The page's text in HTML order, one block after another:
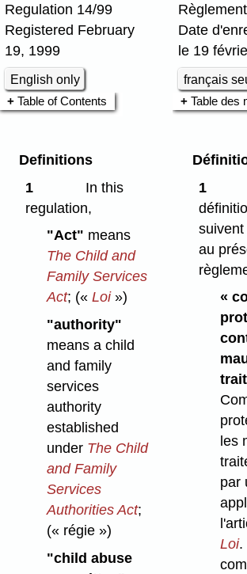
Regulation 14/99
Registered February
19, 1999
English only
Date
le 19
français
Table of Contents
Table des
Definitions
1
In this
regulation,
"Act" means
The Child and
Family Services
Act; (« Loi»)
"authority"
means a child
and family
services
authority
established
under The Child
and Family
Services
Authorities Act;
(« régie »)
"child abuse
1
au
«
les
par
Loi.